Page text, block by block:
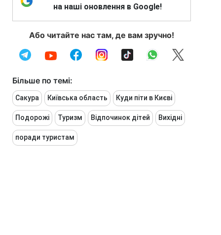
на наші оновлення в Google!
Або читайте нас там, де вам зручно!
Більше по темі:
Сакура Київська область Куди піти в Києві
Подорожі Туризм Відпочинок дітей Вихідні
поради туристам